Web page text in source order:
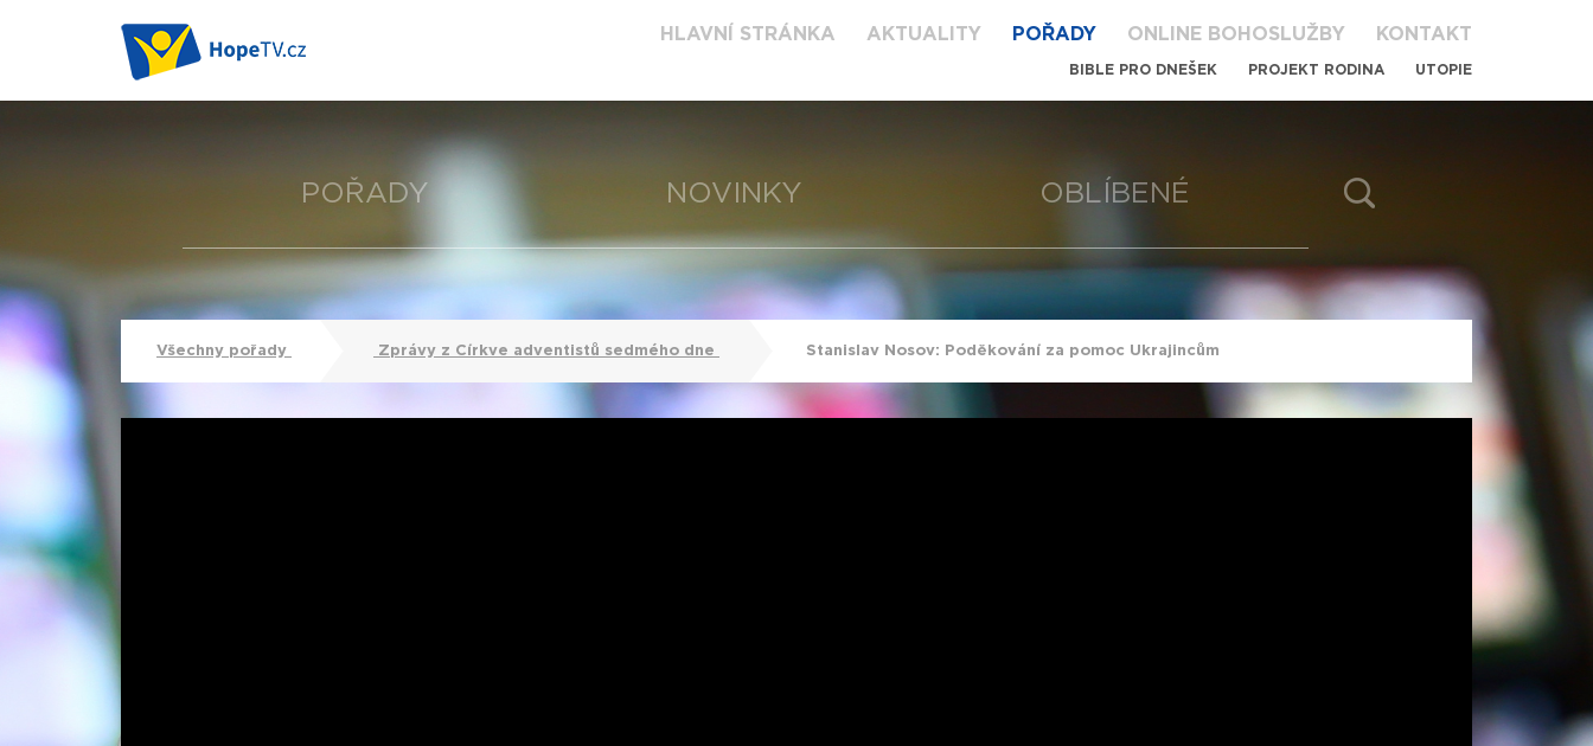
HLAVNÍ STRÁNKA AKTUALITY POŘADY ONLINE BOHOSLUŽBY KONTAKT
BIBLE PRO DNEŠEK PROJEKT RODINA UTOPIE
POŘADY NOVINKY OBLÍBENÉ
Všechny pořady Zprávy z Církve adventistů sedmého dne Stanislav Nosov: Poděkování za pomoc Ukrajincům